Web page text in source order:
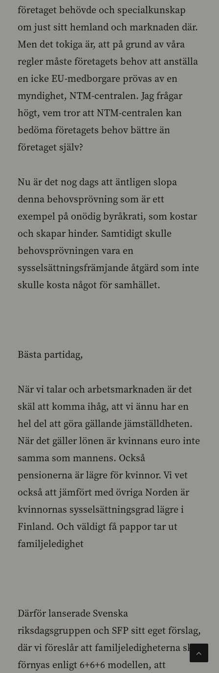
företaget behövde och specialkunskap
om just sitt hemland och marknaden där.
Men det tokiga är, att på grund av våra
regler måste företagets behov att anställa
en icke EU-medborgare prövas av en
myndighet, NTM-centralen. Jag frågar
högt, vem tror att NTM-centralen kan
bedöma företagets behov bättre än
företaget själv?
Nu är det nog dags att äntligen slopa
denna behovsprövning som är ett
exempel på onödig byråkrati, som kostar
och skapar hinder. Samtidigt skulle
behovsprövningen vara en
sysselsättningsfrämjande åtgärd som inte
skulle kosta något för samhället.
Bästa partidag,
När vi talar och arbetsmarknaden är det
skäl att komma ihåg, att vi ännu har en
hel del att göra gällande jämställdheten.
När det gäller lönen är kvinnans euro inte
samma som mannens. Också
pensionerna är lägre för kvinnor. Vi vet
också att jämfört med övriga Norden är
kvinnornas sysselsättningsgrad lägre i
Finland. Och väldigt få pappor tar ut
familjeledighet
Därför lanserade Svenska
riksdagsgruppen och SFP sitt eget förslag,
där vi föreslår att familjeledigheterna ska
förnyas enligt 6+6+6 modellen, att